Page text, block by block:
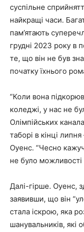
суспільне
найкращі часи.
пам’ятають
грудні 2023 року в
те, що він не був
початку їхнього
“Коли вона
коледжі, у нас не
Олімпійських
таборі в кінці
Оуенс. “Чесно
не було можливості
Далі-гірше. Оуенс,
заявивши, що він
стала іскрою, яка
шанувальників, які